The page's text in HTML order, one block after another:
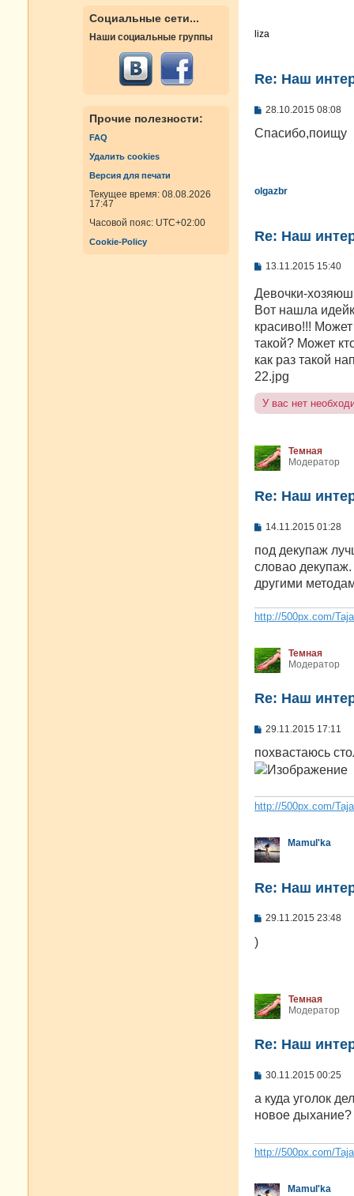
Социальные сети...
Наши социальные группы
Прочие полезности:
FAQ
Удалить cookies
Версия для печати
Текущее время: 08.08.2026
17:47
Часовой пояс: UTC+02:00
Cookie-Policy
и
е
liza
Re: Наш
С
о
е
28.10.2015 08:08
Спасибо,поищу
olgazbr
Re: Наш
С
б
щ
н
и
13.11.2015 15:40
Девочки-
Вот нашла
красиво!!! Может
такой? Может
как раз такой
22.jpg
У вас нет
Темная
Модератор
Re: Наш
С
о
щ
е
н
е
14.11.2015 01:28
под декупаж
словао
другими
http://500px.com/
Темная
Модератор
Re: Наш
С
о
б
щ
н
и
29.11.2015 17:11
похвастаюсь
http://500px.com/
Mamul'ka
Re: Наш
С
и
е
29.11.2015 23:48
)
Темная
Модератор
Re: Наш
С
о
щ
н
и
30.11.2015 00:25
а куда уголок
новое дыхание?
http://500px.com/
Mamul'ka